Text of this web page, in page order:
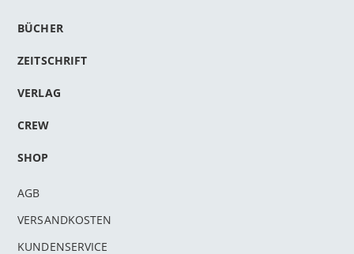
BÜCHER
ZEITSCHRIFT
VERLAG
CREW
SHOP
AGB
VERSANDKOSTEN
KUNDENSERVICE